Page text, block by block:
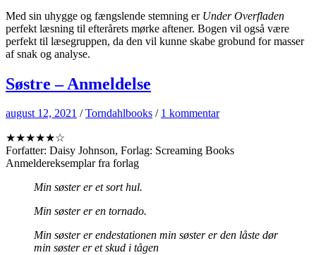
Med sin uhygge og fængslende stemning er Under Overfladen
perfekt læsning til efterårets mørke aftener. Bogen vil også være
perfekt til læsegruppen, da den vil kunne skabe grobund for masser
af snak og analyse.
Søstre – Anmeldelse
august 12, 2021 /Torndahlbooks / 1 kommentar
★★★★★☆
Forfatter: Daisy Johnson, Forlag: Screaming Books
Anmeldereksemplar fra forlag
Min søster er et sort hul.
Min søster er en tornado.
Min søster er endestationen min søster er den låste dør
min søster er et skud i tågen